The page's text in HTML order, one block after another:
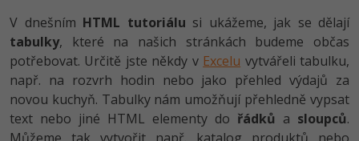
ASP.NET MVC
Django
Best practices
MS-SQL
SQLite
Grafik / UX/UI návrhář
3D grafik
Projektový manažer
Databázový analytik
C -80%
VB.NET
SQL
Návrh SW -80%
Kryptoměny -25%
Copywriting -30%
MS Office -80%
Blender -80%
Inkscape
Fotografování -80%
V dnešním HTML tutoriálu si ukážeme, jak se dělají
tabulky, které na našich stránkách budeme občas
potřebovat. Určitě jste někdy v Excelu vytvářeli tabulku,
např. na rozvrh hodin nebo jako přehled výdajů za
novou kuchyň. Tabulky nám umožňují přehledně vypsat
text nebo jiné HTML elementy do řádků a sloupců.